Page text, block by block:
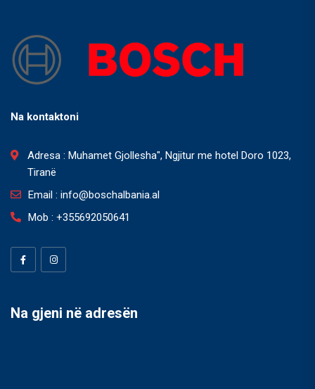
Na kontaktoni
Adresa : Muhamet Gjollesha", Ngjitur me hotel Doro 1023,
Tiranë
Email : info@boschalbania.al
Mob : +355692050641
Na gjeni në adresën